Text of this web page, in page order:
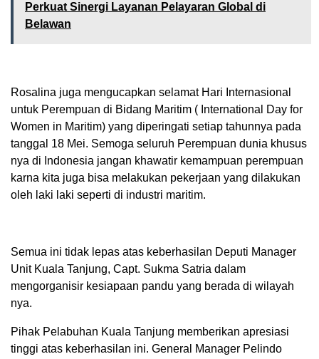
Perkuat Sinergi Layanan Pelayaran Global di
Belawan
Rosalina juga mengucapkan selamat Hari Internasional
untuk Perempuan di Bidang Maritim ( International Day for
Women in Maritim) yang diperingati setiap tahunnya pada
tanggal 18 Mei. Semoga seluruh Perempuan dunia khusus
nya di Indonesia jangan khawatir kemampuan perempuan
karna kita juga bisa melakukan pekerjaan yang dilakukan
oleh laki laki seperti di industri maritim.
Semua ini tidak lepas atas keberhasilan Deputi Manager
Unit Kuala Tanjung, Capt. Sukma Satria dalam
mengorganisir kesiapaan pandu yang berada di wilayah
nya.
Pihak Pelabuhan Kuala Tanjung memberikan apresiasi
tinggi atas keberhasilan ini. General Manager Pelindo